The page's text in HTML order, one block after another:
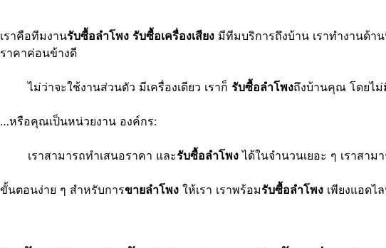
เราคือทีมงานรับซื้อลำโพง รับซื้อเครื่องเสียง มีทีมบริการถึงบ้าน เราทำงานด้า
ราคาค่อนข้างดี
ไม่ว่าจะใช้งานส่วนตัว มีเครื่องเดียว เราก็ รับซื้อลำโพงถึงบ้านคุณ โดยไม่
…หรือคุณเป็นหน่วยงาน องค์กร:
เราสามารถทำเสนอราคา และรับซื้อลำโพง ได้ในจำนวนเยอะ ๆ เราสา
ขั้นตอนง่าย ๆ สำหรับการขายลำโพง ให้เรา เราพร้อมรับซื้อลำโพง เพียงแอดไ